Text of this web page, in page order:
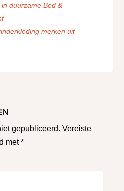
duurzame Bed &
merken uit
gepubliceerd. Vereiste
met*